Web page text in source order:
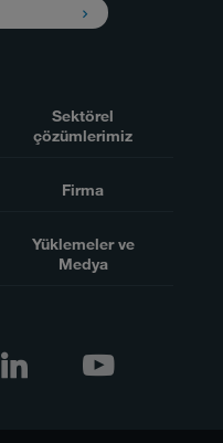
Sektörel
çözümlerimiz
Firma
Yüklemeler ve
Medya